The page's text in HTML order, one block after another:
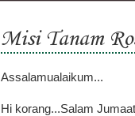
Misi Tanam
Assalamualaikum...
Hi korang...Salam